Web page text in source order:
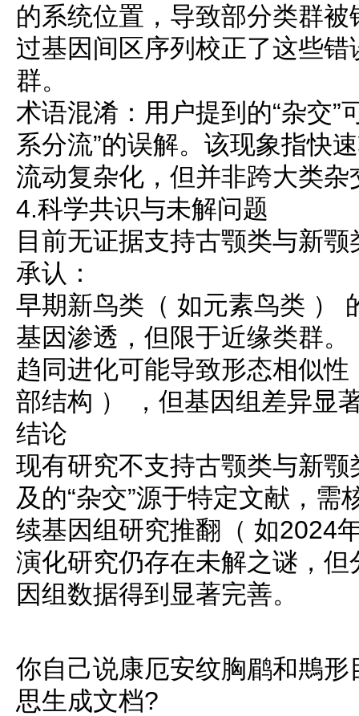
的系统位置，导致部分类群
过基因间区序列校正了这些
群。
术语混淆：用户提到的“杂交”
系分流”的误解。该现象指快
流动复杂化，但并非跨大类杂
4.科学共识与未解问题
目前无证据支持古颚类与新
承认：
早期新鸟类（ 如元素鸟类 ）
基因渗透，但限于近缘类群。
趋同进化可能导致形态相似
部结构 ） ，但基因组差异显
结论
现有研究不支持古颚类与新
及的“杂交”源于特定文献，
续基因组研究推翻（ 如2024
演化研究仍存在未解之谜，
因组数据得到显著完善。
你自己说康厄安纹胸鹛和䳍
思生成文档?